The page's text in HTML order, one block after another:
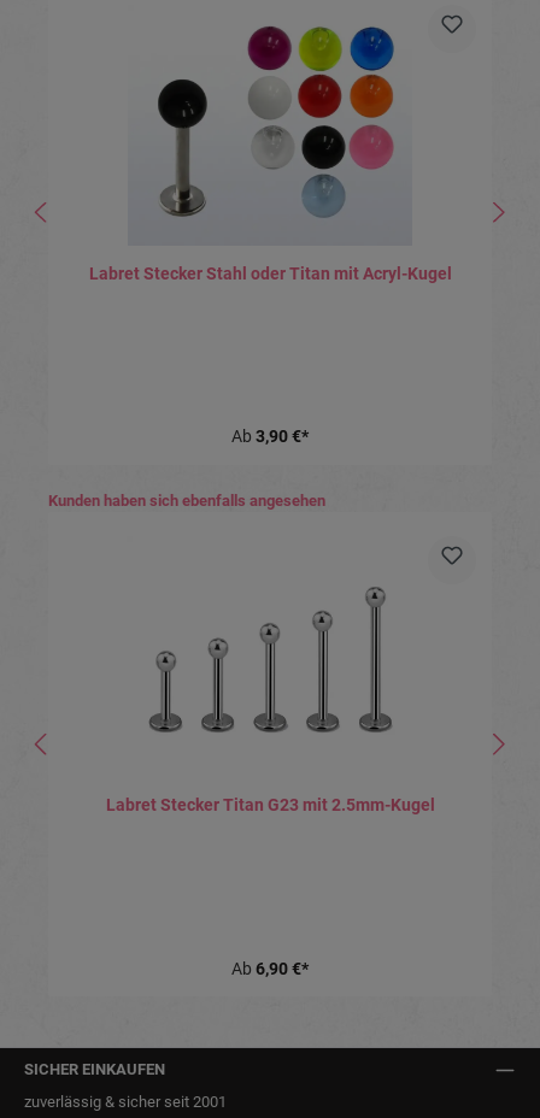
Labret Stecker Stahl oder Titan mit Acryl-Kugel
Ab 3,90 €*
Produktgalerie überspringen
Kunden haben sich ebenfalls angesehen
Labret Stecker Titan G23 mit 2.5mm-Kugel
Ab 6,90 €*
SICHER EINKAUFEN
zuverlässig & sicher seit 2001